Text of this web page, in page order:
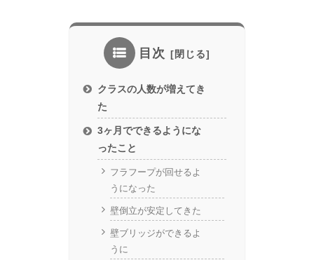
目次
クラスの人数が増えてき
た
3ヶ月でできるようにな
ったこと
フラフープが回せるよ
うになった
壁倒立が安定してきた
壁ブリッジができるよ
うに